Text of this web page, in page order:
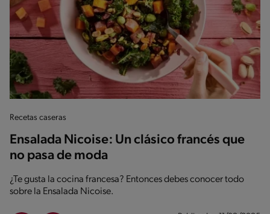
Recetas caseras
Ensalada Nicoise: Un clásico francés que
no pasa de moda
¿Te gusta la cocina francesa? Entonces debes conocer todo
sobre la Ensalada Nicoise.